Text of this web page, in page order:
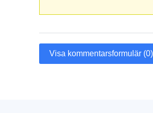
Visa kommentarsformulär (0)